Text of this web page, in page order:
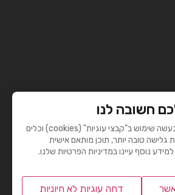
חשובה לנו
לידיעתכם, באתר זה נעשה שימוש ב"קבצי עוגיות" (cookies) וכלים
גלישה טובה יותר, תוכן מותאם אישית
נוסף עיינו במדיניות הפרטיות שלנו.
דחה עוגיות לא חיוניות